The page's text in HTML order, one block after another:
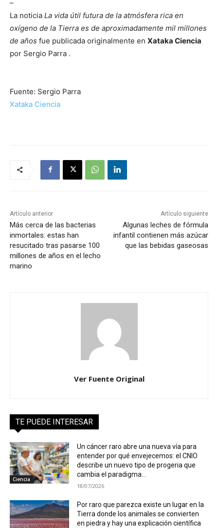
–
La noticia La vida útil futura de la atmósfera rica en
oxígeno de la Tierra es de aproximadamente mil millones
de años fue publicada originalmente en Xataka Ciencia
por Sergio Parra .
Fuente: Sergio Parra
Xataka Ciencia
Artículo anterior
Más cerca de las bacterias
inmortales: estas han
resucitado tras pasarse 100
millones de años en el lecho
marino
Artículo siguiente
Algunas leches de fórmula
infantil contienen más azúcar
que las bebidas gaseosas
Ver Fuente Original
TE PUEDE INTERESAR
Ciencia
Un cáncer raro abre una nueva vía para
entender por qué envejecemos: el CNIO
describe un nuevo tipo de progeria que
cambia el paradigma...
18/07/2026
Por raro que parezca existe un lugar en la
Tierra donde los animales se convierten
en piedra y hay una explicación científica